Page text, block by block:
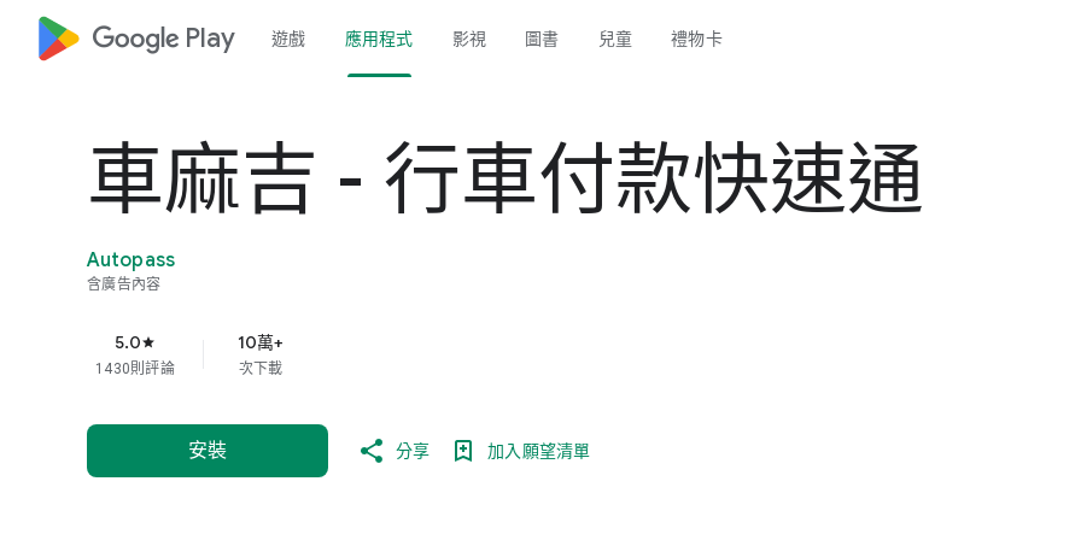
google_logo Play 遊戲 應用程式 影視 圖書 兒童 禮物卡
車麻吉 - 行車付款快速通
Autopass
含廣告內容
5.0star
1430則評論
10萬+
次下載
安裝 分享 加入願望清單